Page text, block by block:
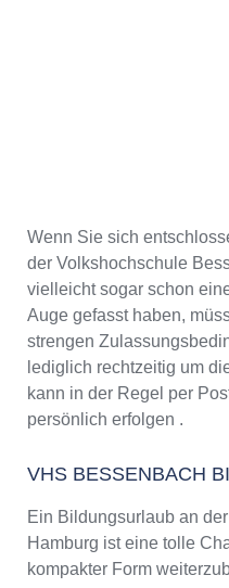
Wenn Sie sich
der Volkshochschule
vielleicht sogar schon
Auge gefasst haben,
strengen
lediglich rechtzeitig um
kann in der Regel per
persönlich erfolgen .
VHS BESSENBACH
Ein Bildungsurlaub an
Hamburg ist eine tolle
kompakter Form